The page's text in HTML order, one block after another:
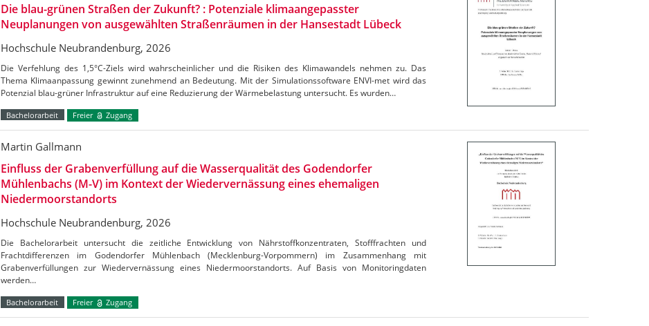
Die blau-grünen Straßen der Zukunft? : Potenziale klimaangepasster
Neuplanungen von ausgewählten Straßenräumen in der Hansestadt Lübeck
Hochschule Neubrandenburg, 2026
Die Verfehlung des 1,5°C-Ziels wird wahrscheinlicher und die Risiken des Klimawandels nehmen zu. Das
Thema Klimaanpassung gewinnt zunehmend an Bedeutung. Mit der Simulationssoftware ENVI-met wird das
Potenzial blau-grüner Infrastruktur auf eine Reduzierung der Wärmebelastung untersucht. Es wurden…
Bachelorarbeit Freier Zugang
Martin Gallmann
Einfluss der Grabenverfüllung auf die Wasserqualität des Godendorfer
Mühlenbachs (M-V) im Kontext der Wiedervernässung eines ehemaligen
Niedermoorstandorts
Hochschule Neubrandenburg, 2026
Die Bachelorarbeit untersucht die zeitliche Entwicklung von Nährstoffkonzentraten, Stofffrachten und
Frachtdifferenzen im Godendorfer Mühlenbach (Mecklenburg-Vorpommern) im Zusammenhang mit
Grabenverfüllungen zur Wiedervernässung eines Niedermoorstandorts. Auf Basis von Monitoringdaten
werden…
Bachelorarbeit Freier Zugang